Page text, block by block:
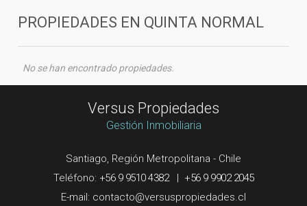
PROPIEDADES EN QUINTA NORMAL
No se han encontrado propiedades.
Versus Propiedades
Gestión Inmobiliaria
Santiago, Región Metropolitana - Chile
Teléfono: +56 9 9510 4382| +56 9 9902 2045
E-mail: